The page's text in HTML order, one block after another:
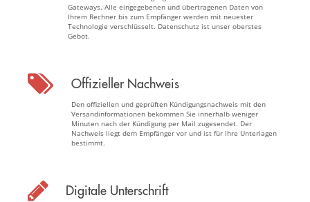
Gateways. Alle eingegebenen und übertragenen Daten von
Ihrem Rechner bis zum Empfänger werden mit neuester
Technologie verschlüsselt. Datenschutz ist unser oberstes
Gebot.
Offizieller Nachweis
Den offiziellen und geprüften Kündigungsnachweis mit den
Versandinformationen bekommen Sie innerhalb weniger
Minuten nach der Kündigung per Mail zugesendet. Der
Nachweis liegt dem Empfänger vor und ist für Ihre Unterlagen
bestimmt.
Digitale Unterschrift